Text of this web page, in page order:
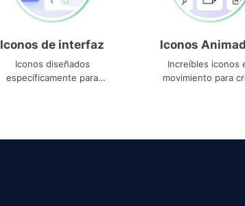
Iconos de interfaz
Iconos diseñados
específicamente para
Iconos
Increíbles iconos
movimiento para